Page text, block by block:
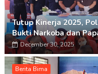
Tutup Kinerja 2025,
Bukti Narkoba dan
December 30, 2025
Berita Bima